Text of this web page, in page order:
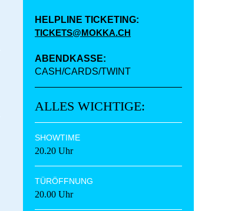
HELPLINE TICKETING:
TICKETS@MOKKA.CH
ABENDKASSE:
CASH/CARDS/TWINT
ALLES WICHTIGE:
SHOWTIME
20.20 Uhr
TÜRÖFFNUNG
20.00 Uhr